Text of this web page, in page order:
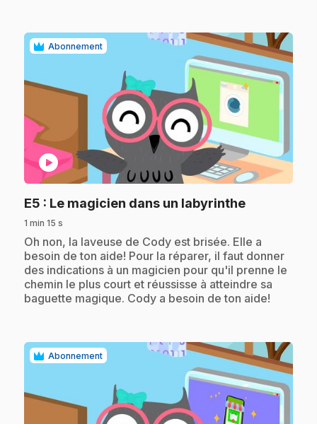
Abonnement
play_circle
E5 : Le magicien dans un labyrinthe.
1 min 15 s
.Oh non, la laveuse de Cody est brisée. Elle a
besoin de ton aide! Pour la réparer, il faut donner
des indications à un magicien pour qu'il prenne le
chemin le plus court et réussisse à atteindre sa
baguette magique. Cody a besoin de ton aide!
Abonnement